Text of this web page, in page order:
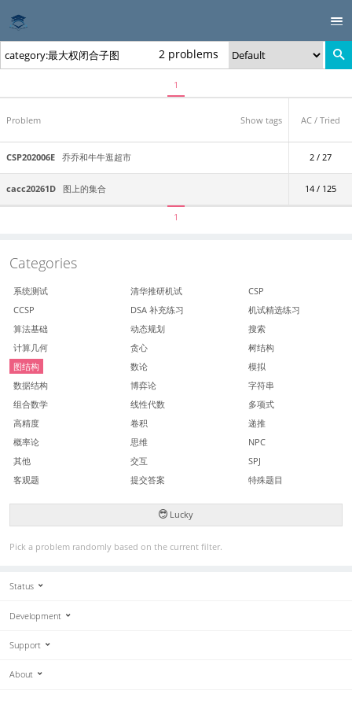
2 problems
1
Problem Show tags AC / Tried
CSP202006E 乔乔和牛牛逛超市 2 / 27
cacc20261D 图上的集合 14 / 125
1
Categories
系统测试 清华推研机试
CSP
CCSP
DSA 补充练习
机试精选练习
算法基础
动态规划
搜索
计算几何
贪心
树结构
图结构
数论
模拟
数据结构
博弈论
字符串
组合数学
线性代数
多项式
高精度
卷积
递推
概率论
思维
NPC
其他
交互
SPJ
客观题
提交答案 特殊题目
Lucky
Pick a problem randomly based on the current filter.
Status
Development
Support
About